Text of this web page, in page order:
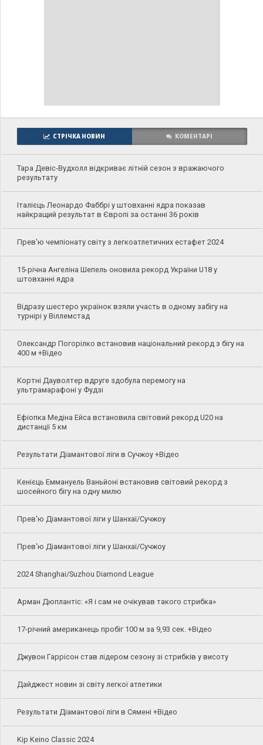
СТРІЧКА НОВИН КОМЕНТАРІ
Тара Девіс-Вудхолл відкриває літній сезон з вражаючого
результату
Італієць Леонардо Фаббрі у штовханні ядра показав
найкращий результат в Європі за останні 36 років
Прев'ю чемпіонату світу з легкоатлетичних естафет 2024
15-річна Ангеліна Шепель оновила рекорд України U18 у
штовханні ядра
Відразу шестеро українок взяли участь в одному забігу на
турнірі у Віллемстад
Олександр Погорілко встановив національний рекорд з бігу на
400 м +Відео
Кортні Дауволтер вдруге здобула перемогу на
ультрамарафоні у Фудзі
Ефіопка Медіна Ейса встановила світовий рекорд U20 на
дистанції 5 км
Результати Діамантової ліги в Сучжоу +Відео
Кенієць Еммануель Ваньйоні встановив світовий рекорд з
шосейного бігу на одну милю
Прев'ю Діамантової ліги у Шанхаї/Сучжоу
Прев'ю Діамантової ліги у Шанхаї/Сучжоу
2024 Shanghai/Suzhou Diamond League
Арман Дюплантіс: «Я і сам не очікував такого стрибка»
17-річний американець пробіг 100 м за 9,93 сек. +Відео
Джувон Гаррісон став лідером сезону зі стрибків у висоту
Дайджест новин зі світу легкої атлетики
Результати Діамантової ліги в Сямені +Відео
Kip Keino Classic 2024